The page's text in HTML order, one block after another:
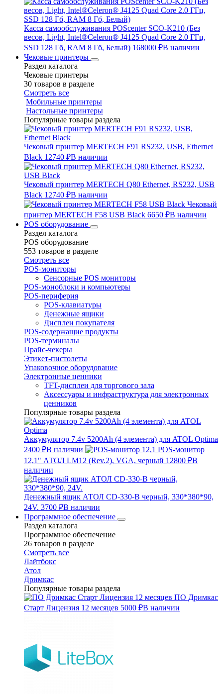
Касса самообслуживания POScenter SCO-K210 (Без
весов, Light, Intel®Celeron® J4125 Quad Core 2.0 ГГц,
SSD 128 Гб, RAM 8 Гб, Белый) 168000 ₽В наличии
Чековые принтеры
Раздел каталога
Чековые принтеры
30 товаров в разделе
Смотреть все
Мобильные принтеры
Настольные принтеры
Популярные товары раздела
Чековый принтер MERTECH F91 RS232, USB, Ethernet
Black 12740 ₽В наличии
Чековый принтер MERTECH Q80 Ethernet, RS232, USB
Black 12740 ₽В наличии
Чековый
принтер MERTECH F58 USB Black 6650 ₽В наличии
POS оборудование
Раздел каталога
POS оборудование
553 товаров в разделе
Смотреть все
POS-мониторы
Сенсорные POS мониторы
POS-моноблоки и компьютеры
POS-периферия
POS-клавиатуры
Денежные ящики
Дисплеи покупателя
POS-содержащие продукты
POS-терминалы
Прайс-чекеры
Этикет-пистолеты
Упаковочное оборудование
Электронные ценники
TFT-дисплеи для торгового зала
Аксессуары и инфраструктура для электронных
ценников
Популярные товары раздела
Аккумулятор 7.4v 5200Ah (4 элемента) для ATOL Optima
2400 ₽В наличии
POS-монитор
12,1" АТОЛ LM12 (Rev.2), VGA, черный 12800 ₽В
наличии
Денежный ящик АТОЛ CD-330-B черный, 330*380*90,
24V. 3700 ₽В наличии
Программное обеспечение
Раздел каталога
Программное обеспечение
26 товаров в разделе
Смотреть все
Лайтбокс
Атол
Дримкас
Популярные товары раздела
ПО Дримкас
Старт Лицензия 12 месяцев 5000 ₽В наличии